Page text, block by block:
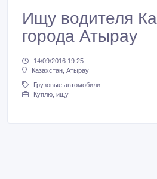
Ищу водителя
города Атырау
14/09/2016 19:25
Казахстан, Атырау
Грузовые автомобили
Куплю, ищу